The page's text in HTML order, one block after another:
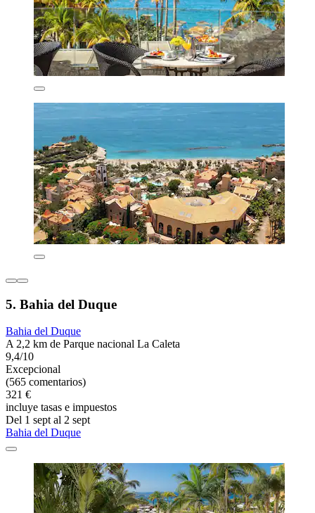
5. Bahia del Duque
Bahia del Duque
A 2,2 km de Parque nacional La Caleta
9,4/10
Excepcional
(565 comentarios)
321 €
incluye tasas e impuestos
Del 1 sept al 2 sept
Bahia del Duque